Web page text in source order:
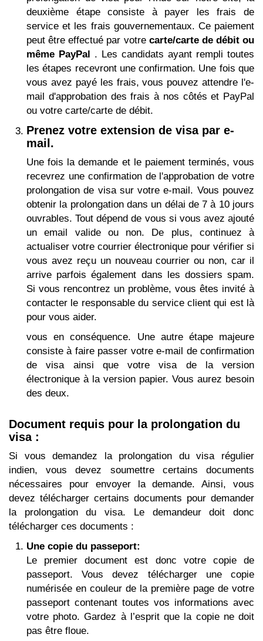
deuxième étape consiste à payer les frais de
service et les frais gouvernementaux. Ce paiement
peut être effectué par votre carte/carte de débit ou
même PayPal . Les candidats ayant rempli toutes
les étapes recevront une confirmation. Une fois que
vous avez payé les frais, vous pouvez attendre l'e-
mail d'approbation des frais à nos côtés et PayPal
ou votre carte/carte de débit.
Prenez votre extension de visa par e-
mail.
Une fois la demande et le paiement terminés, vous
recevrez une confirmation de l'approbation de votre
prolongation de visa sur votre e-mail. Vous pouvez
obtenir la prolongation dans un délai de 7 à 10 jours
ouvrables. Tout dépend de vous si vous avez ajouté
un email valide ou non. De plus, continuez à
actualiser votre courrier électronique pour vérifier si
vous avez reçu un nouveau courrier ou non, car il
arrive parfois également dans les dossiers spam.
Si vous rencontrez un problème, vous êtes invité à
contacter le responsable du service client qui est là
pour vous aider.
vous en conséquence. Une autre étape majeure
consiste à faire passer votre e-mail de confirmation
de visa ainsi que votre visa de la version
électronique à la version papier. Vous aurez besoin
des deux.
Document requis pour la prolongation du
visa :
Si vous demandez la prolongation du visa régulier
indien, vous devez soumettre certains documents
nécessaires pour envoyer la demande. Ainsi, vous
devez télécharger certains documents pour demander
la prolongation du visa. Le demandeur doit donc
télécharger ces documents :
Une copie du passeport:
Le premier document est donc votre copie de
passeport. Vous devez télécharger une copie
numérisée en couleur de la première page de votre
passeport contenant toutes vos informations avec
votre photo. Gardez à l’esprit que la copie ne doit
pas être floue.